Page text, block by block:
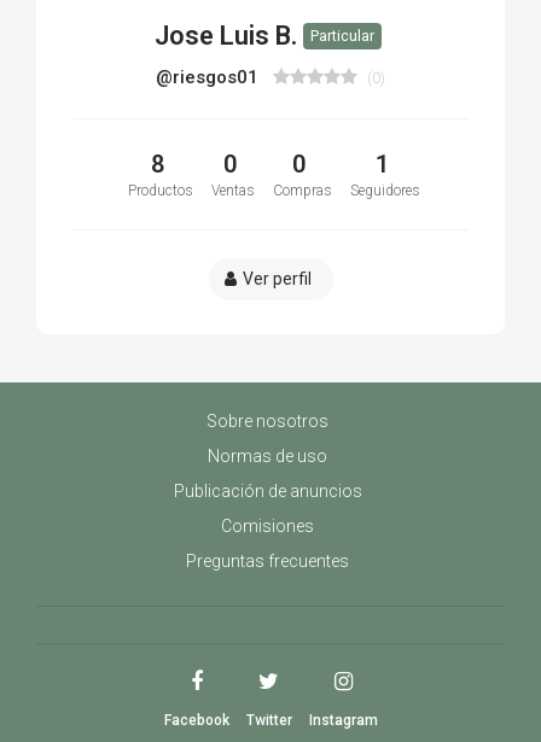
Jose Luis B. Particular
@riesgos01 (0)
8
Productos
0
Ventas
0
Compras
1
Seguidores
Ver perfil
Sobre nosotros
Normas de uso
Publicación de anuncios
Comisiones
Preguntas frecuentes
Facebook Twitter Instagram